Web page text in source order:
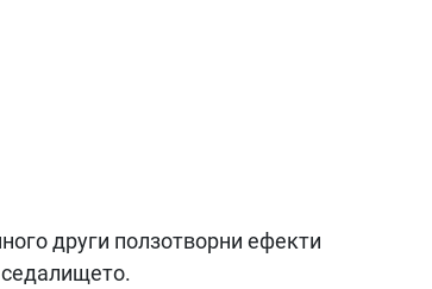
други ползотворни ефекти
седалището.